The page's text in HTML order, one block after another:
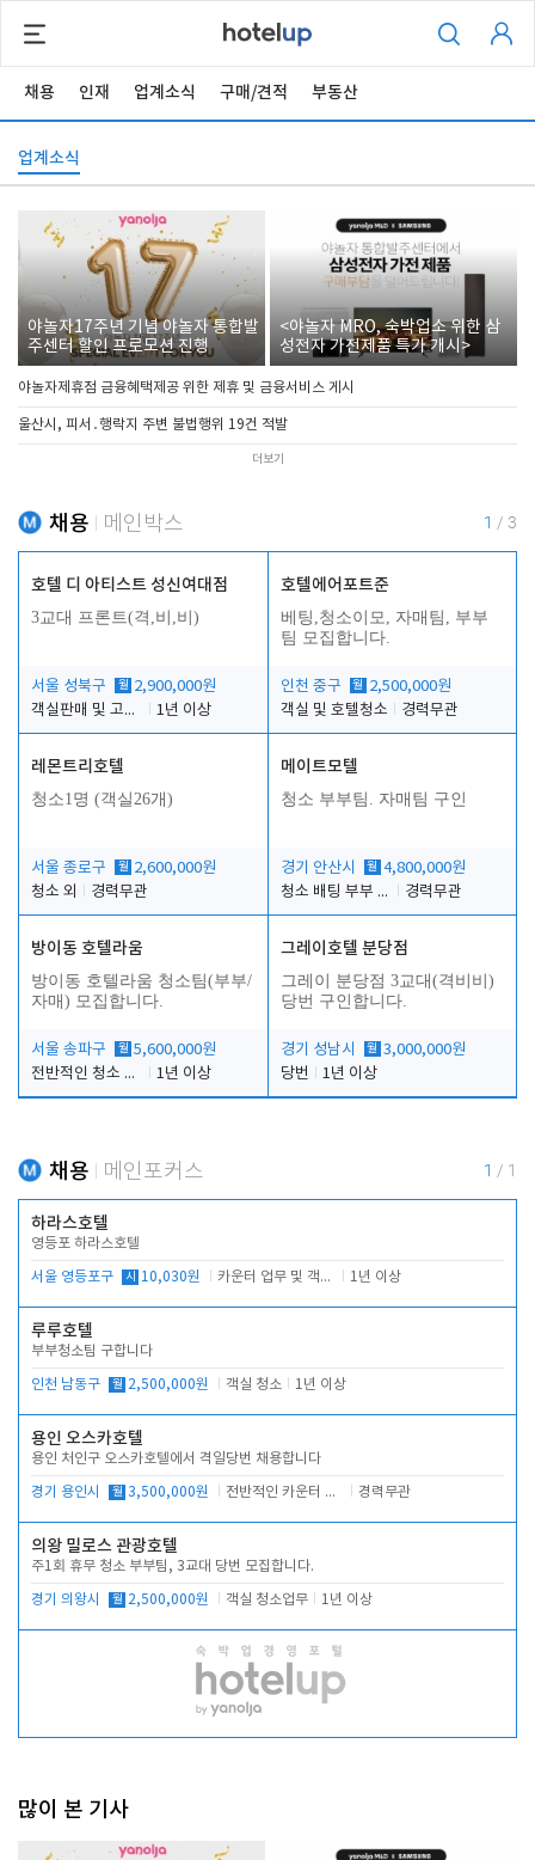
채용 인재 업계소식 구매/견적 부동산
업계소식
야놀자17주년 기념 야놀자 통합발
주센터 할인 프로모션 진행
<야놀자 MRO, 숙박업소 위한 삼
성전자 가전제품 특가 개시>
야놀자제휴점 금융혜택제공 위한 제휴 및 금융서비스 게시
울산시, 피서․행락지 주변 불법행위 19건 적발
더보기
채용 메인박스 1 / 3
호텔 디 아티스트 성신여대점
3교대 프론트(격,비,비)
서울 성북구 월 2,900,000원
객실판매 및 고객응대
1년 이상
호텔에어포트준
베팅,청소이모, 자매팀, 부부
팀 모집합니다.
인천 중구 월 2,500,000원
객실 및 호텔청소
경력무관
레몬트리호텔
청소1명 (객실26개)
서울 종로구 월 2,600,000원
청소 외
경력무관
메이트모텔
청소 부부팀. 자매팀 구인
경기 안산시 월 4,800,000원
청소 배팅 부부 구합니다
경력무관
방이동 호텔라움
방이동 호텔라움 청소팀(부부/
자매) 모집합니다.
서울 송파구 월 5,600,000원
전반적인 청소 업무(객실청소.객실정리)
1년 이상
그레이호텔 분당점
그레이 분당점 3교대(격비비)
당번 구인합니다.
경기 성남시 월 3,000,000원
당번
1년 이상
채용 메인포커스 1 / 1
하라스호텔
영등포 하라스호텔
서울 영등포구 시 10,030원 카운터 업무 및 객실관리(청소상태 확인, 객실판매) 1년 이상
루루호텔
부부청소팀 구합니다
인천 남동구 월 2,500,000원 객실 청소 1년 이상
용인 오스카호텔
용인 처인구 오스카호텔에서 격일당번 채용합니다
경기 용인시 월 3,500,000원 전반적인 카운터 업무 경력무관
의왕 밀로스 관광호텔
주1회 휴무 청소 부부팀, 3교대 당번 모집합니다.
경기 의왕시 월 2,500,000원 객실 청소업무 1년 이상
많이 본 기사